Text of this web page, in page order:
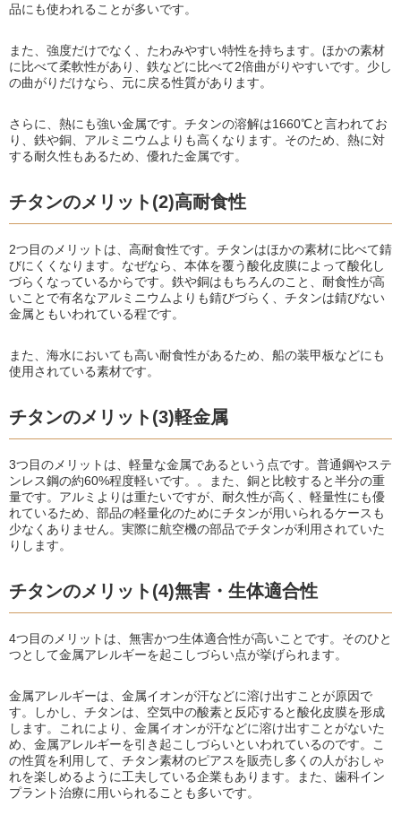
品にも使われることが多いです。
また、強度だけでなく、たわみやすい特性を持ちます。ほかの素材
に比べて柔軟性があり、鉄などに比べて2倍曲がりやすいです。少し
の曲がりだけなら、元に戻る性質があります。
さらに、熱にも強い金属です。チタンの溶解は1660℃と言われてお
り、鉄や銅、アルミニウムよりも高くなります。そのため、熱に対
する耐久性もあるため、優れた金属です。
チタンのメリット(2)高耐食性
2つ目のメリットは、高耐食性です。チタンはほかの素材に比べて錆
びにくくなります。なぜなら、本体を覆う酸化皮膜によって酸化し
づらくなっているからです。鉄や銅はもちろんのこと、耐食性が高
いことで有名なアルミニウムよりも錆びづらく、チタンは錆びない
金属ともいわれている程です。
また、海水においても高い耐食性があるため、船の装甲板などにも
使用されている素材です。
チタンのメリット(3)軽金属
3つ目のメリットは、軽量な金属であるという点です。普通鋼やステ
ンレス鋼の約60%程度軽いです。。また、銅と比較すると半分の重
量です。アルミよりは重たいですが、耐久性が高く、軽量性にも優
れているため、部品の軽量化のためにチタンが用いられるケースも
少なくありません。実際に航空機の部品でチタンが利用されていた
りします。
チタンのメリット(4)無害・生体適合性
4つ目のメリットは、無害かつ生体適合性が高いことです。そのひと
つとして金属アレルギーを起こしづらい点が挙げられます。
金属アレルギーは、金属イオンが汗などに溶け出すことが原因で
す。しかし、チタンは、空気中の酸素と反応すると酸化皮膜を形成
します。これにより、金属イオンが汗などに溶け出すことがないた
め、金属アレルギーを引き起こしづらいといわれているのです。こ
の性質を利用して、チタン素材のピアスを販売し多くの人がおしゃ
れを楽しめるように工夫している企業もあります。また、歯科イン
プラント治療に用いられることも多いです。